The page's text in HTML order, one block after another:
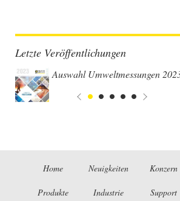
Letzte Veröffentlichungen
Auswahl Umweltmessungen
Home Neuigkeiten Konzern
Produkte Industrie Support